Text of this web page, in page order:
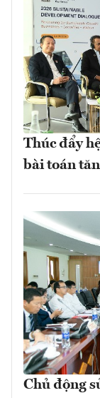
Thúc đẩy
bài toán
Chủ động